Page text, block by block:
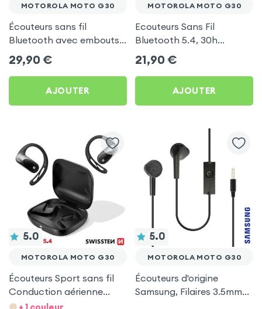
MOTOROLA MOTO G30
Écouteurs sans fil
Bluetooth avec embouts
intra-auriculaires - Blanc
pour Motorola Moto G30
29,90 €
AJOUTER
MOTOROLA MOTO G30
Ecouteurs Sans Fil
Bluetooth 5.4, 30h
d'autonomie, Son Stéréo,
Akashi - Blanc pour
Motorola Moto G30
21,90 €
AJOUTER
5.0
MOTOROLA MOTO G30
Écouteurs Sport sans fil
Conduction aérienne
Swissten Run Noir pour
5.0
MOTOROLA MOTO G30
Écouteurs d'origine
Samsung, Filaires 3.5mm